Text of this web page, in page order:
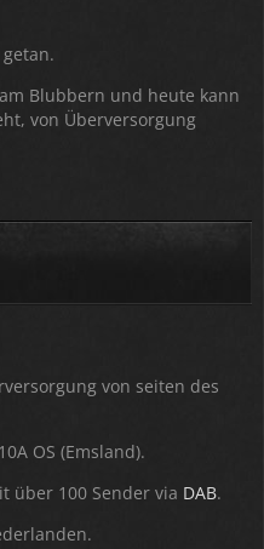
am Blubbern und heute kann
von Überversorgung
von seiten des
OS (Emsland).
über 100 Sender via DAB.